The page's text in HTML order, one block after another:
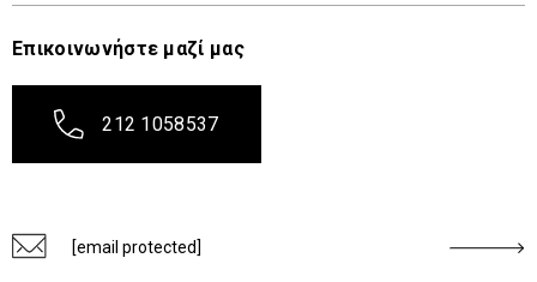
Επικοινωνήστε μαζί μας
212 1058537
[email protected]